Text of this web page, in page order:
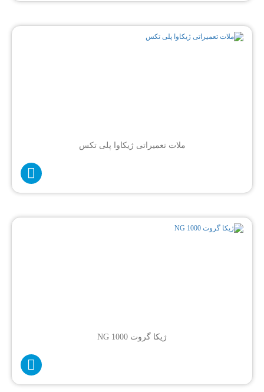
ملات تعمیراتی ژیکاوا پلی تکس
ژیکا گروت NG 1000